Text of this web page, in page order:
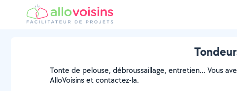
Tonte de pelouse, débroussaillage, entretien... Vous
AlloVoisins et contactez-la.